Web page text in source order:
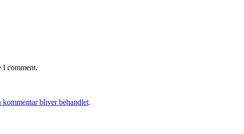
I comment.
bliver behandlet.